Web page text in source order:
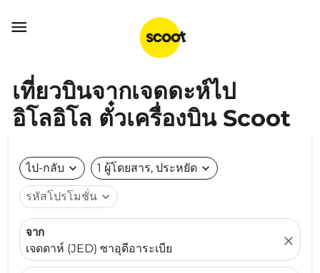

เที่ยวบินจากเจดดะห์ไป
อิโลอิโล ตั๋วเครื่องบิน Scoot
ไป-กลับ expand_more 1 ผู้โดยสาร, ประหยัด expand_more
รหัสโปรโมชั่น expand_more
จาก
เจดดาห์ (JED) ซาอุดีอาระเบีย
close